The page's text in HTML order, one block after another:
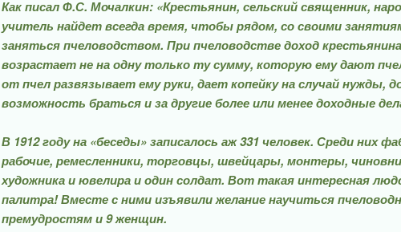
Как писал Ф.С. Мочалкин: «Кре­стьянин, сельский священник,
учитель найдет всегда время, чтобы рядом, со своими
заняться пчеловод­ством. При пчеловодстве доход крестьянина
возрастает не на одну только ту сумму, которую ему дают
от пчел развязывает ему руки, дает ко­пейку на случай нужды,
возможность браться и за другие более или менее доход­ные
В 1912 году на «беседы» запи­салось аж 331 человек. Среди них
рабочие, ремес­ленники, торговцы, швейцары, монтеры,
худож­ника и ювелира и один солдат. Вот такая интересная
палитра! Вместе с ними изъяви­ли желание научиться
премудростям и 9 женщин.